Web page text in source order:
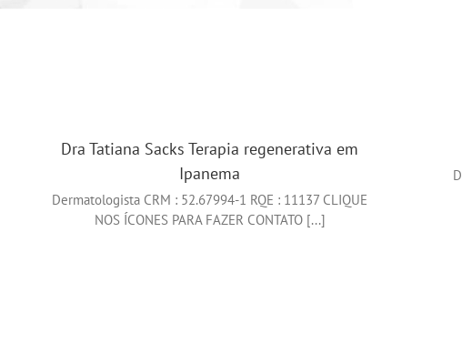
Dra Tatiana Sacks Terapia regenerativa em
Ipanema
Dermatologista CRM : 52.67994-1 RQE : 11137 CLIQUE
NOS ÍCONES PARA FAZER CONTATO [...]